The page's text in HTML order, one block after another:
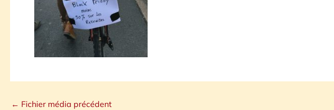
← Fichier média précédent